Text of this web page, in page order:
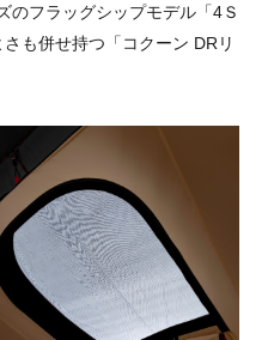
のフラッグシップモデル「4Ｓ
も併せ持つ「コクーン DRリ